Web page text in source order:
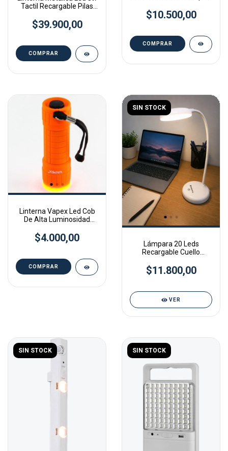
Tactil Recargable Pilas
$39.900,00
$10.500,00
Linterna Vapex Led Cob
De Alta Luminosidad
$4.000,00
SIN STOCK
Lámpara 20 Leds
Recargable Cuello
$11.800,00
VER
SIN STOCK SIN STOCK